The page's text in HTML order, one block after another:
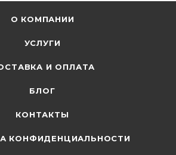
О КОМПАНИИ
УСЛУГИ
И ОПЛАТА
БЛОГ
КОНТАКТЫ
КОНФИДЕНЦИАЛЬНОСТИ